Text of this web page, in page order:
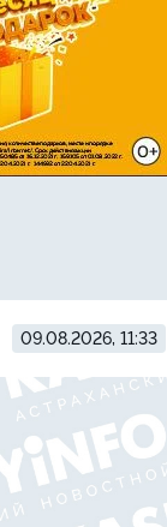
09.08.2026, 11:33